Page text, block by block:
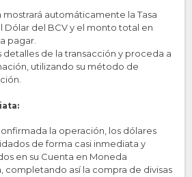
mostrará automáticamente la Tasa
Dólar del BCV y el monto total en
pagar.
detalles de la transacción y proceda a
utilizando su método de
la operación, los dólares
de forma casi inmediata y
en su Cuenta en Moneda
completando así la compra de divisas